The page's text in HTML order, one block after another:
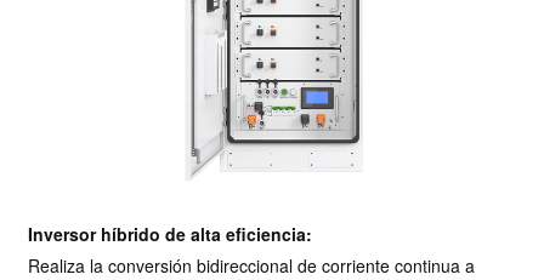
Inversor híbrido de alta eficiencia:
Realiza la conversión bidireccional de corriente continua a